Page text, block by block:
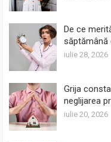
De ce
săptămână
iulie 28, 2026
Grija
neglijarea
iulie 20, 2026